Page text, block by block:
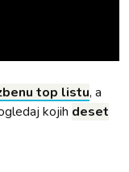
top listu, a
kojih deset